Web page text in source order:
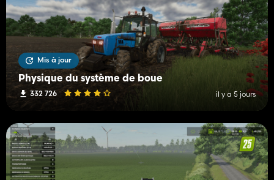
Mis à jour
Physique du système de boue
332 726 il y a 5 jours